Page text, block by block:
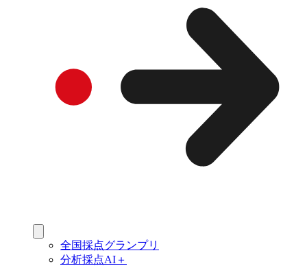
全国採点グランプリ
分析採点AI＋